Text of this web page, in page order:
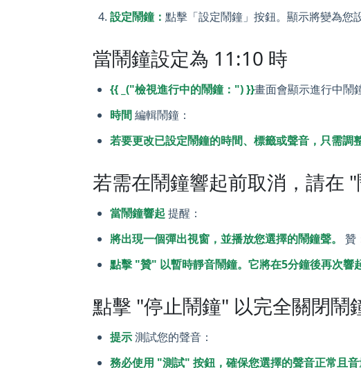
設定鬧鐘： 點擊「設定鬧鐘」按鈕。顯示將變為您
當鬧鐘設定為 11:10 時
{{ _("檢視進行中的鬧鐘：") }}畫面會顯示進行中鬧
時間編輯鬧鐘：
若要更改已設定鬧鐘的時間、標籤或聲音，只需
若需在鬧鐘響起前取消，請在
當鬧鐘響起 提醒：
將出現一個彈出視窗，並播放您選擇的鬧鐘聲。
贊
點擊 "贊" 以暫時靜音鬧鐘。它將在5分鐘後再次響
點擊 "停止鬧鐘" 以完全關閉鬧
提示測試您的聲音：
務必使用 "測試" 按鈕，確保您選擇的聲音正常且音